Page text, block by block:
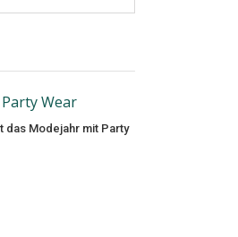
das Modejahr mit Party